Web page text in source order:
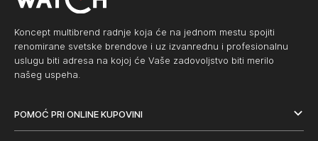
Koncept multibrend radnje koja će na jednom mestu spojiti
renomirane svetske brendove i uz izvanrednu i profesionalnu
uslugu biti adresa na kojoj će Vaše zadovoljstvo biti merilo
našeg uspeha.
POMOĆ PRI ONLINE KUPOVINI